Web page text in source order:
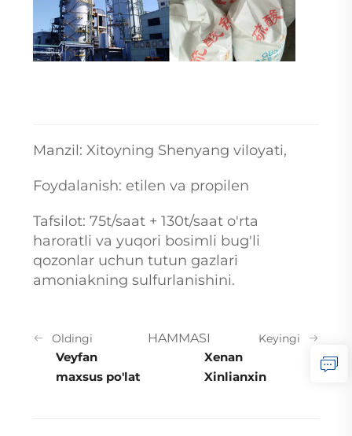
Manzil: Xitoyning Shenyang viloyati,
Foydalanish: etilen va propilen
Tafsilot: 75t/saat + 130t/saat o'rta
haroratli va yuqori bosimli bug'li
qozonlar uchun tutun gazlari
amoniakning sulfurlanishini.
Oldingi
Veyfan
maxsus po'lat
HAMMASI Keyingi
Xenan
Xinlianxin